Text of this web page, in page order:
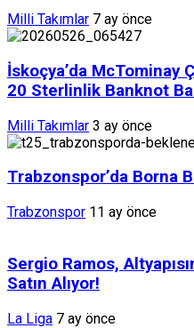
Milli Takımlar 7 ay önce
İskoçya’da McTominay
20 Sterlinlik Banknot
Milli Takımlar 3 ay önce
Trabzonspor’da Borna
Trabzonspor 11 ay önce
Sergio Ramos,
Satın Alıyor!
La Liga 7 ay önce